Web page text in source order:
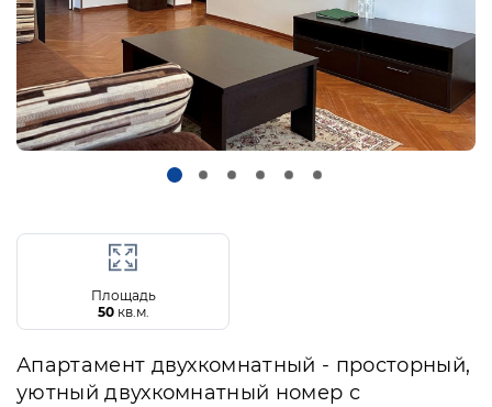
Площадь
50кв.м.
Апартамент двухкомнатный - просторный,
уютный двухкомнатный номер с